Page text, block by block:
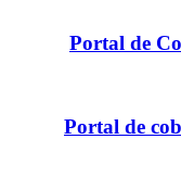
Portal de
Portal de